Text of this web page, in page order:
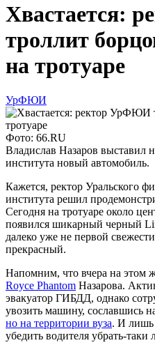
Хвастается:
троллит
на тротуаре
УрФЮИ
Фото: 66.RU
Владислав Назаров выставил
института новый автомобиль.
Кажется, ректор Уральского
института решил
Сегодня на тротуаре около
появился шикарный черный
далеко уже не первой
прекрасный.
Напомним, что вчера на этом
Royce Phantom Назарова.
эвакуатор ГИБДД, однако
увозить машину, сославшись
но на территории вуза. И лишь
убедить водителя убрать-таки